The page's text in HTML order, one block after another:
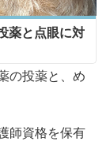
薬と点眼に対
の投薬と、め
師資格を保有